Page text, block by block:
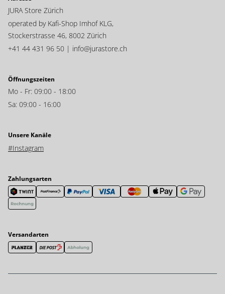
JURA Store Zürich
operated by Kafi-Shop Imhof KLG,
Stockerstrasse 46, 8002 Zürich
+41 44 431 96 50 | info@jurastore.ch
Öffnungszeiten
Mo - Fr: 09:00 - 18:00
Sa: 09:00 - 16:00
Unsere Kanäle
#Instagram
Zahlungsarten
Versandarten